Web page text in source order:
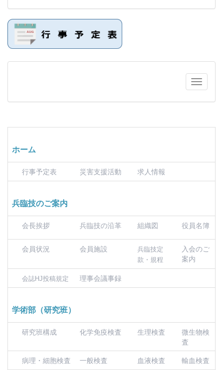
ホーム
行事予定表 災害支援活動 求人情報
兵臨技のご案内
会長挨拶 兵臨技の沿革 組織図 役員名簿
会員状況 会員施設
兵臨技定
款・規程
入会のご
案内
会誌HJ投稿規定 理事会議事録
学術部（研究班）
研究班構成 化学免疫検査 生理検査
微生物検
査
病理・細胞検査
一般検査 血液検査
輸血検査